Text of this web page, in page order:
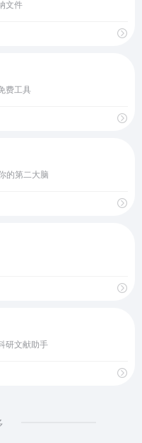
文件
费工具
的第二大脑
研文献助手